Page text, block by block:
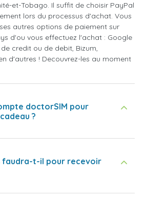
et-Tobago. Il suffit de choisir PayPal
lors du processus d'achat. Vous
autres options de paiement sur
d'ou vous effectuez l'achat : Google
credit ou de debit, Bizum,
d'autres ! Decouvrez-les au moment
doctorSIM pour
?
faudra-t-il pour recevoir